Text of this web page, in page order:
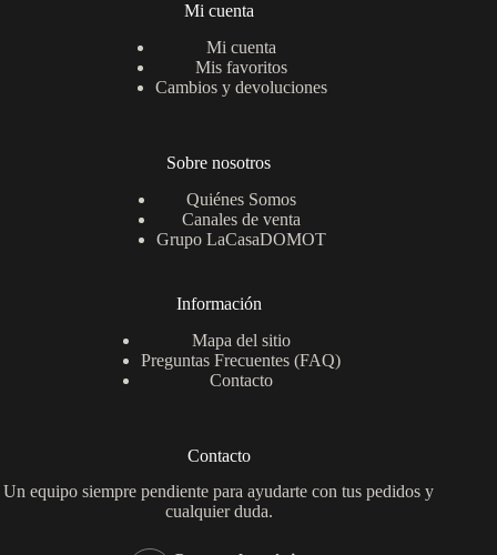
Mi cuenta
Mi cuenta
Mis favoritos
Cambios y devoluciones
Sobre nosotros
Quiénes Somos
Canales de venta
Grupo LaCasaDOMOT
Información
Mapa del sitio
Preguntas Frecuentes (FAQ)
Contacto
Contacto
Un equipo siempre pendiente para ayudarte con tus pedidos y
cualquier duda.